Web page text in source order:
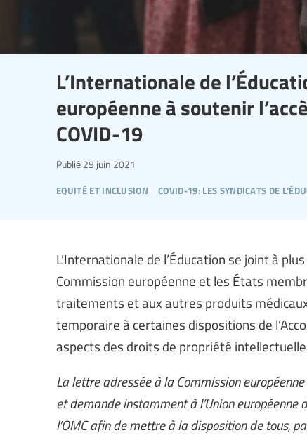
L’Internationale de
européenne à soutenir
COVID-19
equité et inclusion covid-19: les syndicats de
Publié 29 juin 2021
L’Internationale de l’Éducation se joint à
Commission européenne et les États
traitements et aux autres produits
temporaire à certaines dispositions de
aspects des droits de propriété
La lettre adressée à la Commission
et demande instamment à l’Union
l’OMC afin de mettre à la disposition de tous,